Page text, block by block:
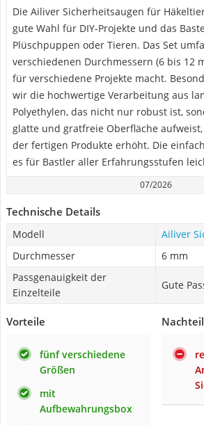
Die Ailiver Sicherheitsaugen für
gute Wahl für DIY-Projekte und das
Plüschpuppen oder Tieren. Das Set
verschiedenen Durchmessern (6 bis 12
für verschiedene Projekte macht.
wir die hochwertige Verarbeitung aus
Polyethylen, das nicht nur robust ist,
glatte und gratfreie Oberfläche
der fertigen Produkte erhöht. Die
es für Bastler aller Erfahrungsstufen
07/2026
Technische Details
Modell
Ailiver
Durchmesser
6 mm
Passgenauigkeit der
Einzelteile
Gute
Vorteile
fünf verschiedene
Größen
mit
Aufbewahrungsbox